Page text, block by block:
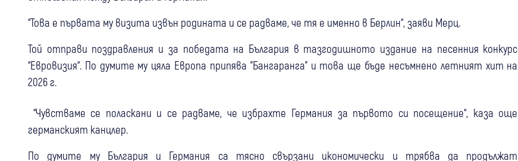
“Това е първата му визита извън родината и се радваме, че тя е именно в Берлин“, заяви Мерц.
Той отправи поздравления и за победата на България в тазгодишното издание на песенния конкурс
“Евровизия“. По думите му цяла Европа припява "Бангаранга" и това ще бъде несъмнено летният хит на
2026 г.
“Чувстваме се поласкани и се радваме, че избрахте Германия за първото си посещение“, каза още
германският канцлер.
По думите му България и Германия са тясно свързани икономически и трябва да продължат